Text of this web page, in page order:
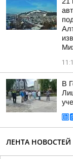
В
ЛЕНТА НОВОСТЕЙ